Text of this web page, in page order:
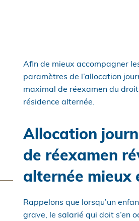
Afin de mieux accompagner
paramètres de l’allocation
maximal de réexamen du
résidence alternée.
Allocation
de réexamen
alternée mieux
Rappelons que lorsqu’un
grave, le salarié qui doit s’en